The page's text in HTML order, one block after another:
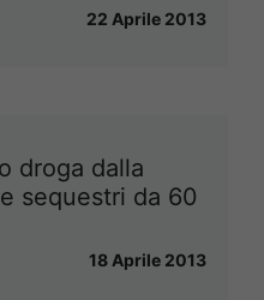
22 Aprile 2013
droga dalla
sequestri da 60
18 Aprile 2013